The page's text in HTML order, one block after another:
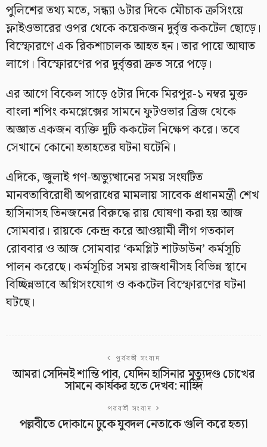
পুলিশের তথ্য মতে, সন্ধ্যা ৬টার দিকে মৌচাক ক্রসিংয়ে
ফ্লাইওভারের ওপর থেকে কয়েকজন দুর্বৃত্ত ককটেল ছোড়ে।
বিস্ফোরণে এক রিকশাচালক আহত হন। তার পায়ে আঘাত
লাগে। বিস্ফোরণের পর দুর্বৃত্তরা দ্রুত সরে পড়ে।
এর আগে বিকেল সাড়ে ৫টার দিকে মিরপুর-১ নম্বর মুক্ত
বাংলা শপিং কমপ্লেক্সের সামনে ফুটওভার ব্রিজ থেকে
অজ্ঞাত একজন ব্যক্তি দুটি ককটেল নিক্ষেপ করে। তবে
সেখানে কোনো হতাহতের ঘটনা ঘটেনি।
এদিকে, জুলাই গণ-অভ্যুত্থানের সময় সংঘটিত
মানবতাবিরোধী অপরাধের মামলায় সাবেক প্রধানমন্ত্রী শেখ
হাসিনাসহ তিনজনের বিরুদ্ধে রায় ঘোষণা করা হয় আজ
সোমবার। রায়কে কেন্দ্র করে আওয়ামী লীগ গতকাল
রোববার ও আজ সোমবার ‘কমপ্লিট শাটডাউন’ কর্মসূচি
পালন করেছে। কর্মসূচির সময় রাজধানীসহ বিভিন্ন স্থানে
বিচ্ছিন্নভাবে অগ্নিসংযোগ ও ককটেল বিস্ফোরণের ঘটনা
ঘটছে।
পূর্ববর্তী সংবাদ
আমরা সেদিনই শান্তি পাব, যেদিন হাসিনার মৃত্যুদণ্ড চোখের
সামনে কার্যকর হতে দেখব: নাহিদ
পরবর্তী সংবাদ
পল্লবীতে দোকানে ঢুকে যুবদল নেতাকে গুলি করে হত্যা